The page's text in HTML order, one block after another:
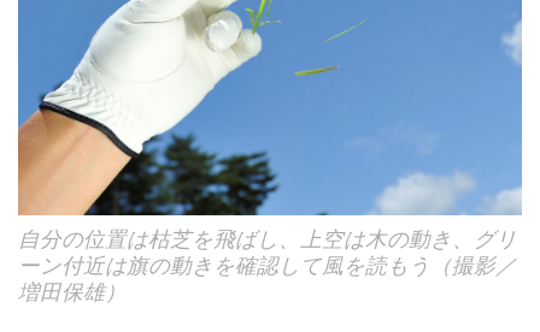
自分の位置は枯芝を飛ばし、上空は木の動き、グリ
ーン付近は旗の動きを確認して風を読もう（撮影／
増田保雄）